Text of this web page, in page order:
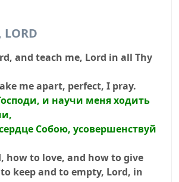
LORD
and teach me, Lord in all Thy
me apart, perfect, I pray.
и научи меня ходить
Собою, усовершенствуй
how to love, and how to give
keep and to empty, Lord, in